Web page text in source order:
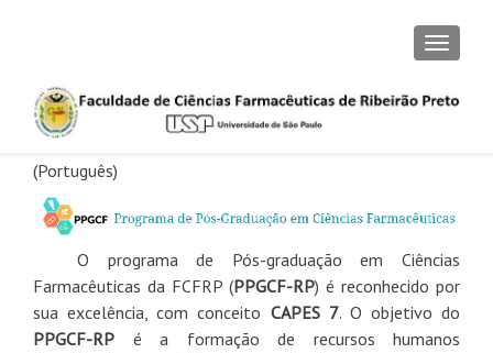
(Português)
O programa de Pós-graduação em Ciências
Farmacêuticas da FCFRP (PPGCF-RP) é reconhecido por
sua excelência, com conceito CAPES 7. O objetivo do
PPGCF-RP é a formação de recursos humanos